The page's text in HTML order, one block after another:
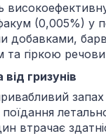
(0,005%) у
добавками,
гіркою
гризунів
запах
поїдання
втрачає